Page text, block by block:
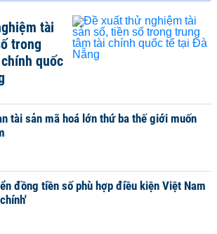
tài
trong
quốc
tài sản mã hoá lớn thứ ba thế giới muốn
đồng tiền số phù hợp điều kiện Việt Nam